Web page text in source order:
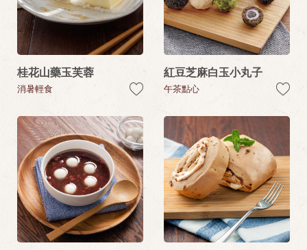
桂花山藥玉芙蓉
消暑輕食
紅豆芝麻白玉小丸子
午茶點心